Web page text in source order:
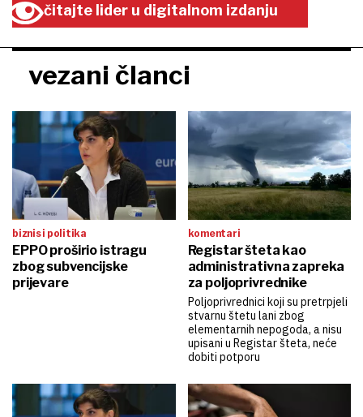
čitajte lider u digitalnom izdanju
vezani članci
biznis i politika
EPPO proširio istragu
zbog subvencijske
prijevare
komentari
Registar šteta kao
administrativna zapreka
za poljoprivrednike
Poljoprivrednici koji su pretrpjeli
stvarnu štetu lani zbog
elementarnih nepogoda, a nisu
upisani u Registar šteta, neće
dobiti potporu